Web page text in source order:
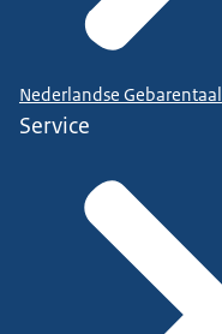
Nederlandse Gebarentaal
Service